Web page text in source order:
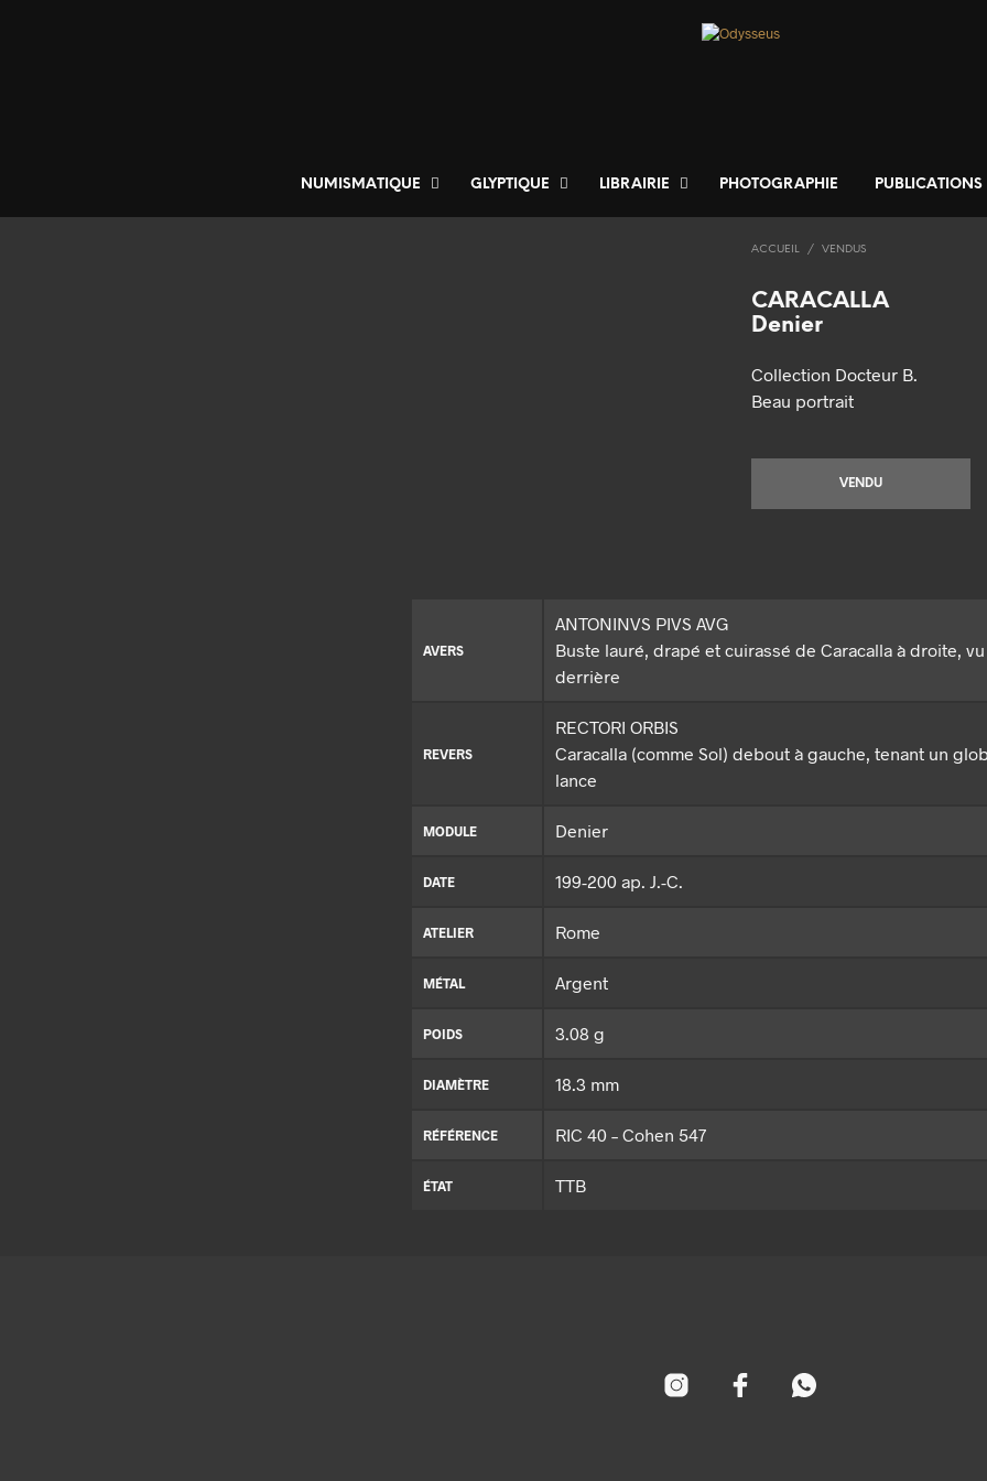
NUMISMATIQUE GLYPTIQUE LIBRAIRIE PHOTOGRAPHIE PUBLICATIONS
ACCUEIL / VENDUS
CARACALLA
Denier
Collection Docteur B.
Beau portrait
VENDU
AVERS
ANTONINVS PIVS AVG
Buste lauré, drapé et cuirassé de Caracalla à droite,
derrière
REVERS
RECTORI ORBIS
Caracalla (comme Sol) debout à gauche, tenant un
lance
MODULE Denier
DATE 199-200 ap. J.-C.
ATELIER Rome
MÉTAL Argent
POIDS 3.08 g
DIAMÈTRE 18.3 mm
RÉFÉRENCE RIC 40 – Cohen 547
ÉTAT TTB